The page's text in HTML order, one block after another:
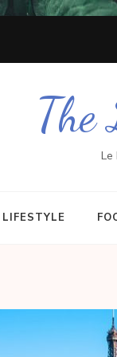
The
Le
LIFESTYLE